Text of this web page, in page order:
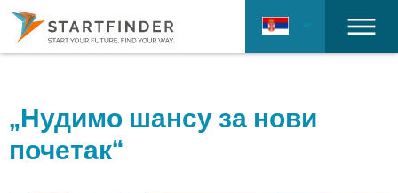
„Нудимо шансу за нови
почетак“